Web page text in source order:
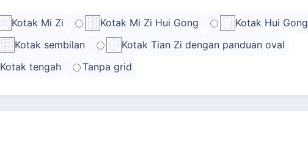
Kotak Mi Zi Kotak Mi Zi Hui Gong
Kotak Hui Gong
Kotak sembilan
Kotak Tian Zi dengan panduan oval
Kotak tengah Tanpa grid